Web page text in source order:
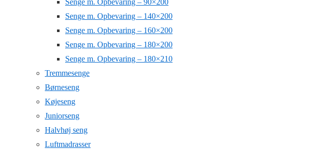
Senge m. Opbevaring – 90×200
Senge m. Opbevaring – 140×200
Senge m. Opbevaring – 160×200
Senge m. Opbevaring – 180×200
Senge m. Opbevaring – 180×210
Tremmesenge
Børneseng
Køjeseng
Juniorseng
Halvhøj seng
Luftmadrasser